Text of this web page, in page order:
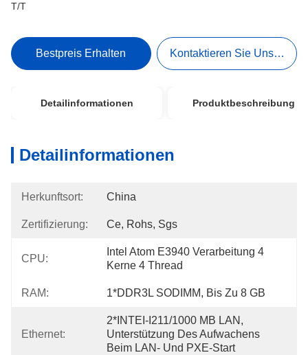
T/T
Bestpreis Erhalten Kontaktieren Sie Uns Jetzt
Detailinformationen Produktbeschreibung
Detailinformationen
Herkunftsort: China
Zertifizierung: Ce, Rohs, Sgs
CPU:
Intel Atom E3940 Verarbeitung 4
Kerne 4 Thread
RAM: 1*DDR3L SODIMM, Bis Zu 8 GB
Ethernet:
2*INTEI-I211/1000 MB LAN,
Unterstützung Des Aufwachens
Beim LAN- Und PXE-Start